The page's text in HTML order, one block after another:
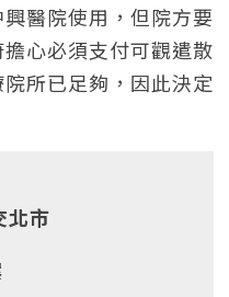
醫院使用，但院方要
心必須支付可觀遣散
所已足夠，因此決定
北市